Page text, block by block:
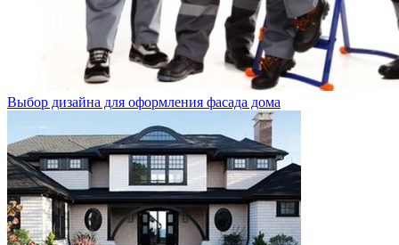
Выбор дизайна для оформления фасада дома